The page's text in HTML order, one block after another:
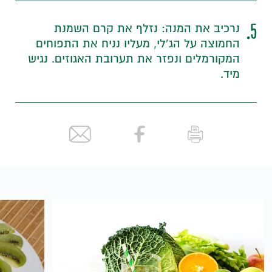
5.
נרכיב את המנה: נזלף את קרם השמנת
החמוצה על הג’לי, מעליו נניח את התפוחים
המקורמלים ונפזר את תערובת האגוזים. נגיש
מיד.